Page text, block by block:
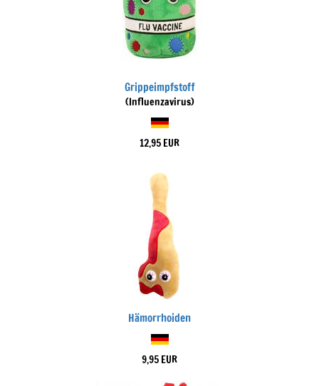
Grippeimpfstoff
(Influenzavirus)
12,95 EUR
Hämorrhoiden
9,95 EUR